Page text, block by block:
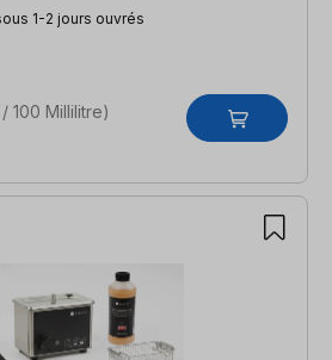
1-2 jours ouvrés
100 Millilitre)